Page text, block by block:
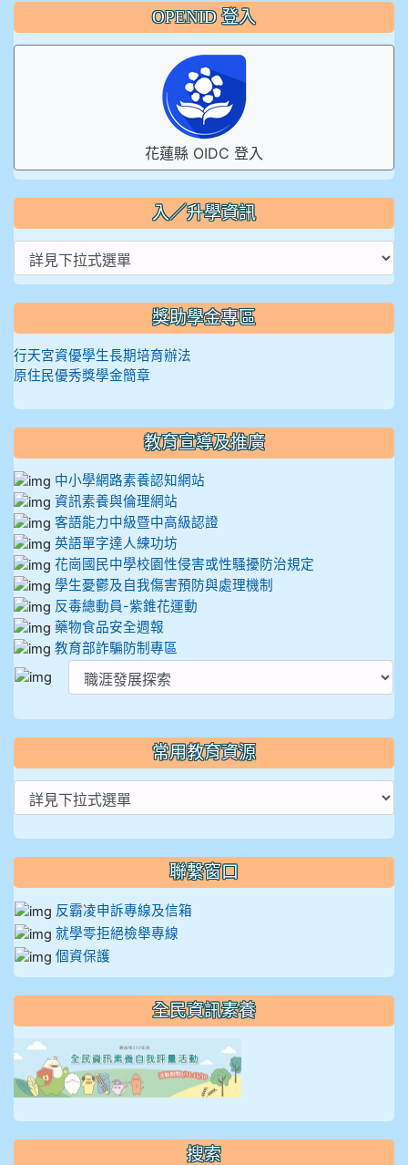
OPENID 登入
花蓮縣 OIDC 登入
入／升學資訊
獎助學金專區
行天宮資優學生長期培育辦法
原住民優秀獎學金簡章
教育宣導及推廣
中小學網路素養認知網站
資訊素養與倫理網站
客語能力中級暨中高級認證
英語單字達人練功坊
花崗國民中學校園性侵害或性騷擾防治規定
學生憂鬱及自我傷害預防與處理機制
反毒總動員-紫錐花運動
藥物食品安全週報
教育部詐騙防制專區
常用教育資源
聯繫窗口
反霸凌申訴專線及信箱
就學零拒絕檢舉專線
個資保護
全民資訊素養
搜索